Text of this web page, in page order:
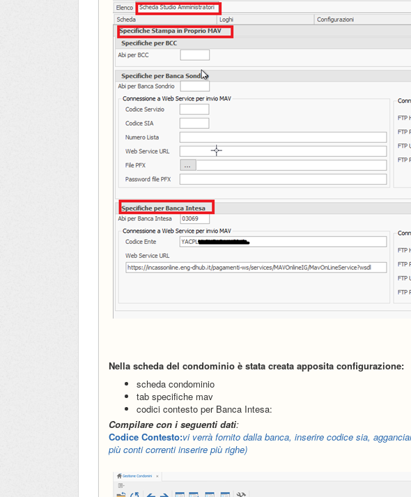
Nella scheda del condominio è stata creata apposita configurazione:
scheda condominio
tab specifiche mav
codici contesto per Banca Intesa:
Compilare con i seguenti dati:
Codice Contesto:vi verrà fornito dalla banca, inserire codice sia,
più conti correnti inserire più righe)